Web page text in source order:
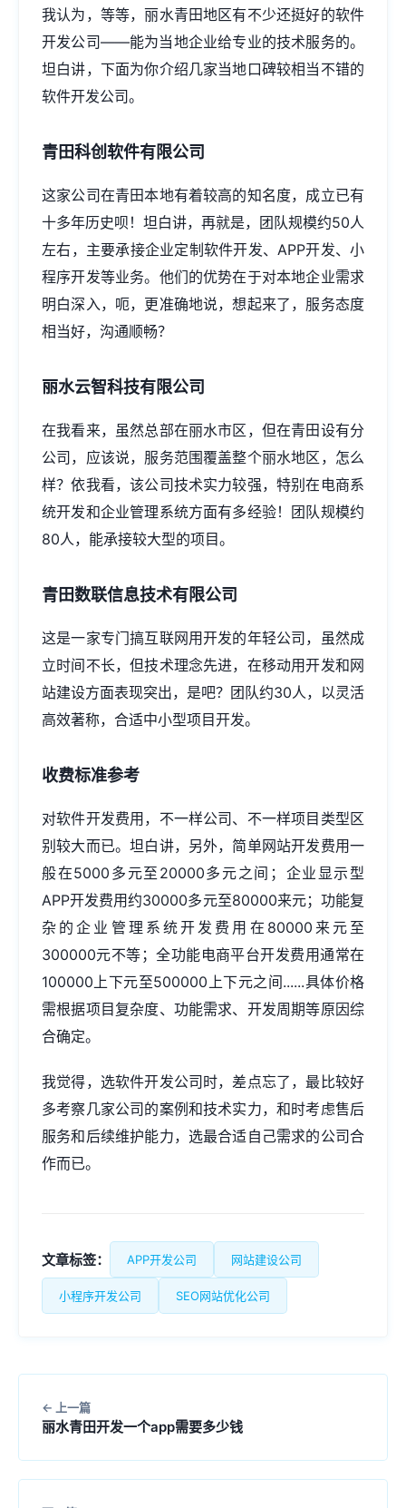
我认为，等等，丽水青田地区有不少还挺好的软件
开发公司——能为当地企业给专业的技术服务的。
坦白讲，下面为你介绍几家当地口碑较相当不错的
软件开发公司。
青田科创软件有限公司
这家公司在青田本地有着较高的知名度，成立已有
十多年历史呗！坦白讲，再就是，团队规模约50人
左右，主要承接企业定制软件开发、APP开发、 小
程序开发等业务。他们的优势在于对本地企业需求
明白深入，呃，更准确地说，想起来了，服务态度
相当好，沟通顺畅？
丽水云智科技有限公司
在我看来，虽然总部在丽水市区，但在青田设有分
公司，应该说，服务范围覆盖整个丽水地区，怎么
样？依我看，该公司技术实力较强，特别在电商系
统开发和企业管理系统方面有多经验！团队规模约
80人，能承接较大型的项目。
青田数联信息技术有限公司
这是一家专门搞互联网用开发的年轻公司，虽然成
立时间不长，但技术理念先进，在移动用开发和网
站建设方面表现突出，是吧？团队约30人，以灵活
高效著称，合适中小型项目开发。
收费标准参考
对软件开发费用，不一样公司、不一样项目类型区
别较大而已。坦白讲，另外，简单网站开发费用一
般在5000多元至20000多元之间；企业显示型
APP开发费用约30000多元至80000来元；功能复
杂的企业管理系统开发费用在80000来元至
300000元不等；全功能电商平台开发费用通常在
100000上下元至500000上下元之间......具体价格
需根据项目复杂度、功能需求、开发周期等原因综
合确定。
我觉得，选软件开发公司时，差点忘了，最比较好
多考察几家公司的案例和技术实力，和时考虑售后
服务和后续维护能力，选最合适自己需求的公司合
作而已。
文章标签： APP开发公司 网站建设公司
小程序开发公司 SEO网站优化公司
上一篇
丽水青田开发一个app需要多少钱